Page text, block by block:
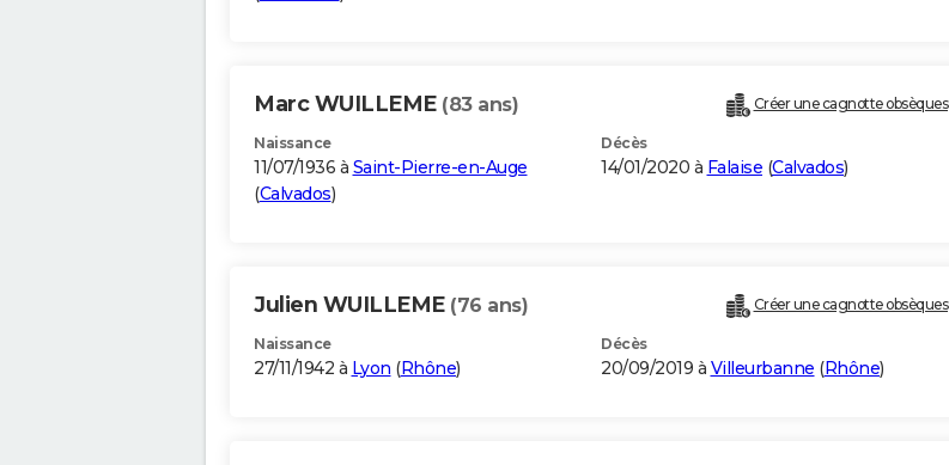
Marc WUILLEME (83 ans) Créer une cagnotte obsèques
Naissance
11/07/1936 à Saint-Pierre-en-Auge
(Calvados)
Décès
14/01/2020 à Falaise (Calvados)
Julien WUILLEME (76 ans) Créer une cagnotte obsèques
Naissance
27/11/1942 à Lyon (Rhône)
Décès
20/09/2019 à Villeurbanne (Rhône)